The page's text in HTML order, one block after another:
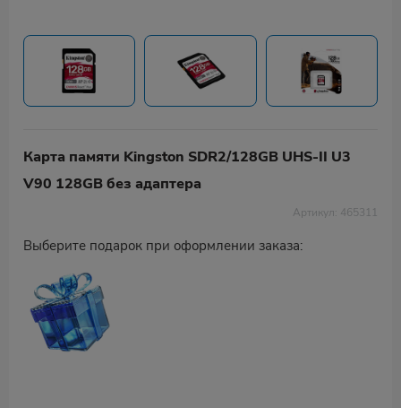
Карта памяти Kingston SDR2/128GB UHS-II U3
V90 128GB без адаптера
Артикул: 465311
Выберите подарок при оформлении заказа: